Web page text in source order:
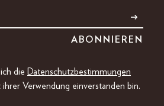
die Datenschutzbestimmungen
Verwendung einverstanden bin.